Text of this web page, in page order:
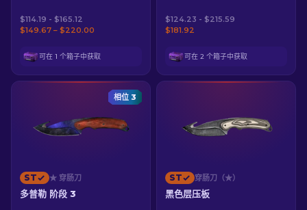
$114.19 - $165.12
$149.67 – $220.00
可在 1 个箱子中获取
$124.23 - $215.59
$181.92
可在 2 个箱子中获取
相位 3
ST ★ 穿肠刀
多普勒 阶段 3
ST 穿肠刀（★）
黑色层压板